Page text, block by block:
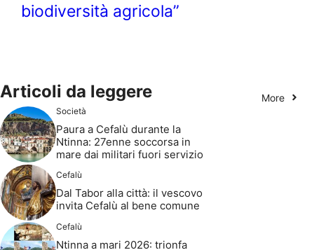
biodiversità agricola”
Articoli da leggere More
Società
Paura a Cefalù durante la
Ntinna: 27enne soccorsa in
mare dai militari fuori servizio
Cefalù
Dal Tabor alla città: il vescovo
invita Cefalù al bene comune
Cefalù
Ntinna a mari 2026: trionfa